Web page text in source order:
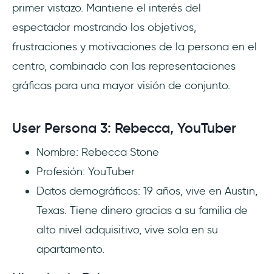
primer vistazo. Mantiene el interés del
espectador mostrando los objetivos,
frustraciones y motivaciones de la persona en el
centro, combinado con las representaciones
gráficas para una mayor visión de conjunto.
User Persona 3: Rebecca, YouTuber
Nombre: Rebecca Stone
Profesión: YouTuber
Datos demográficos: 19 años, vive en Austin,
Texas. Tiene dinero gracias a su familia de
alto nivel adquisitivo, vive sola en su
apartamento.